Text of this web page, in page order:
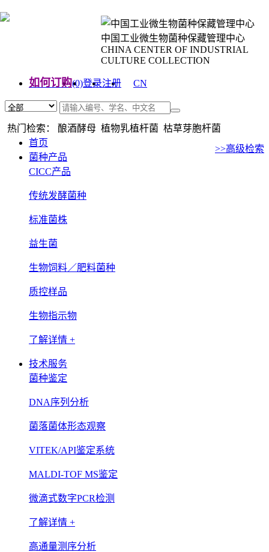
中国工业微生物菌种保藏管理中心
CHINA CENTER OF INDUSTRIAL
CULTURE COLLECTION
如何订购(0)登录注册
CN
热门检索： 酿酒酵母 植物乳植杆菌 枯草芽胞杆菌
>>高级检索
首页
菌种产品
CICC产品
传统发酵菌种
标准菌株
益生菌
生物饲料／肥料菌种
质控样品
生物指示物
了解详情 +
技术服务
菌种鉴定
DNA序列分析
菌落菌体形态观察
VITEK/API鉴定系统
MALDI-TOF MS鉴定
微滴式数字PCR检测
了解详情 +
高通量测序分析